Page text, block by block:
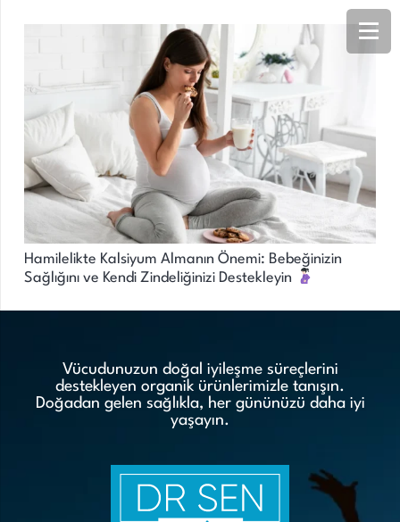
Hamilelikte Kalsiyum Almanın Önemi: Bebeğinizin
Sağlığını ve Kendi Zindeliğinizi Destekleyin
Vücudunuzun doğal iyileşme süreçlerini
destekleyen organik ürünlerimizle tanışın.
Doğadan gelen sağlıkla, her gününüzü daha iyi
yaşayın.